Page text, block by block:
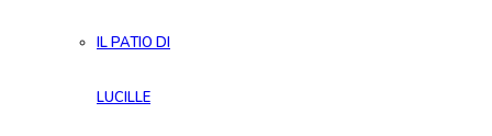
IL PATIO DI
LUCILLE